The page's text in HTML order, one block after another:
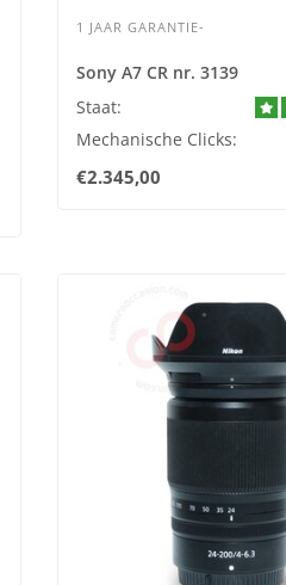
1 JAAR GARANTIE-
Sony A7 CR nr. 3139
Staat:
Mechanische Clicks:
€2.345,00